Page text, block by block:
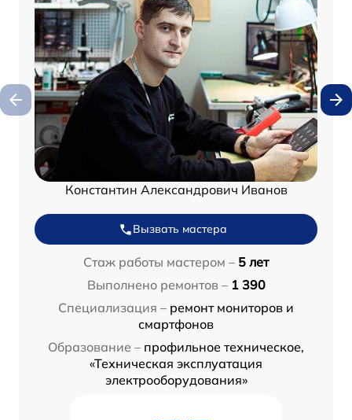
Константин Александрович Иванов
Вызвать мастера
Стаж работы мастером – 5 лет
Выполнено ремонтов – 1 390
Специализация – ремонт мониторов и
смартфонов
Образование – профильное техническое,
«Техническая эксплуатация
электрооборудования»